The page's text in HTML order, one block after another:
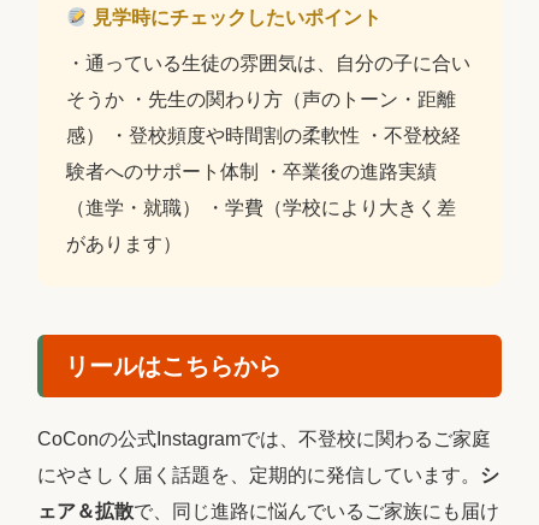
見学時にチェックしたいポイント
・通っている生徒の雰囲気は、自分の子に合い
そうか ・先生の関わり方（声のトーン・距離
感） ・登校頻度や時間割の柔軟性 ・不登校経
験者へのサポート体制 ・卒業後の進路実績
（進学・就職） ・学費（学校により大きく差
があります）
リールはこちらから
CoConの公式Instagramでは、不登校に関わるご家庭
にやさしく届く話題を、定期的に発信しています。 シ
ェア＆拡散で、同じ進路に悩んでいるご家族にも届け